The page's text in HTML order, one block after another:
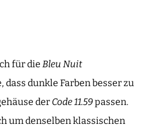
für die Bleu Nuit
dass dunkle Farben besser zu
der Code 11.59passen.
um denselben klassischen